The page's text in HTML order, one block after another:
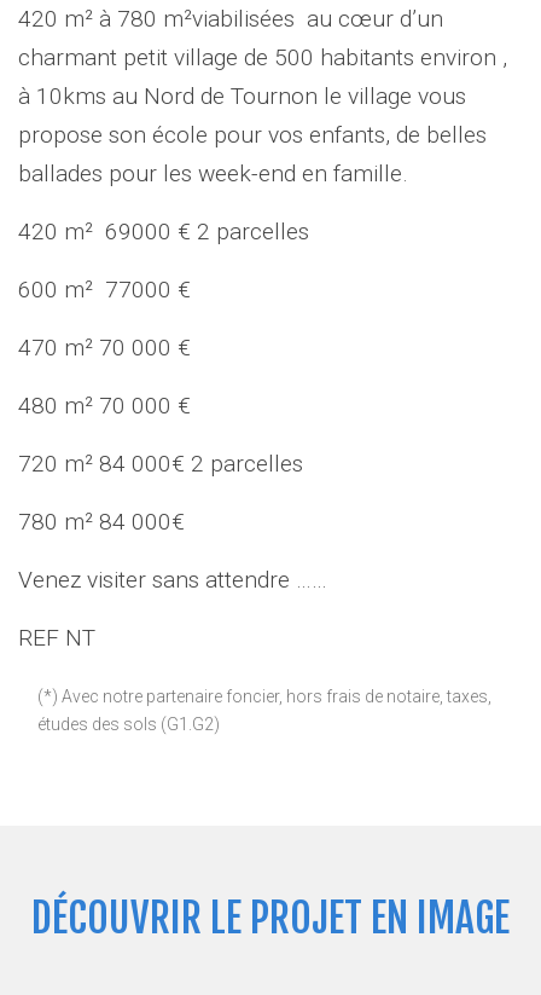
420 m² à 780 m²viabilisées au cœur d’un
charmant petit village de 500 habitants environ ,
à 10kms au Nord de Tournon le village vous
propose son école pour vos enfants, de belles
ballades pour les week-end en famille.
420 m² 69000 € 2 parcelles
600 m² 77000 €
470 m² 70 000 €
480 m² 70 000 €
720 m² 84 000€ 2 parcelles
780 m² 84 000€
Venez visiter sans attendre ……
REF NT
(*) Avec notre partenaire foncier, hors frais de notaire, taxes,
études des sols (G1.G2)
DÉCOUVRIR LE PROJET EN IMAGE